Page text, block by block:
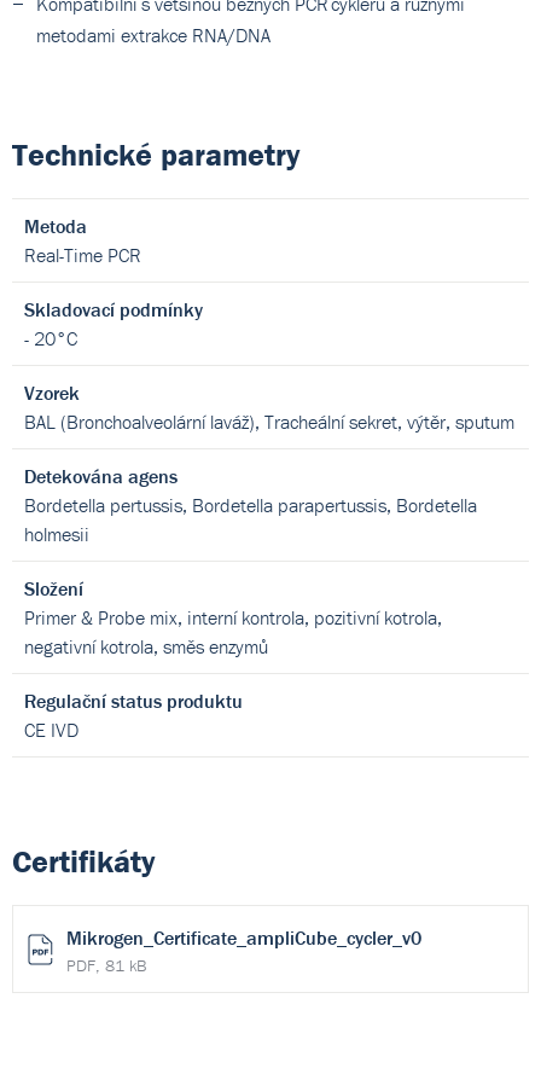
metodami extrakce RNA/DNA
Technické parametry
Metoda
Real-Time PCR
Skladovací podmínky
- 20°C
Vzorek
BAL (Bronchoalveolární laváž), Tracheální sekret, výtěr, sputum
Detekována agens
Bordetella pertussis, Bordetella parapertussis, Bordetella
holmesii
Složení
Primer & Probe mix, interní kontrola, pozitivní kotrola,
negativní kotrola, směs enzymů
Regulační status produktu
CE IVD
Certifikáty
Mikrogen_Certificate_ampliCube_cycler_v0
PDF, 81 kB